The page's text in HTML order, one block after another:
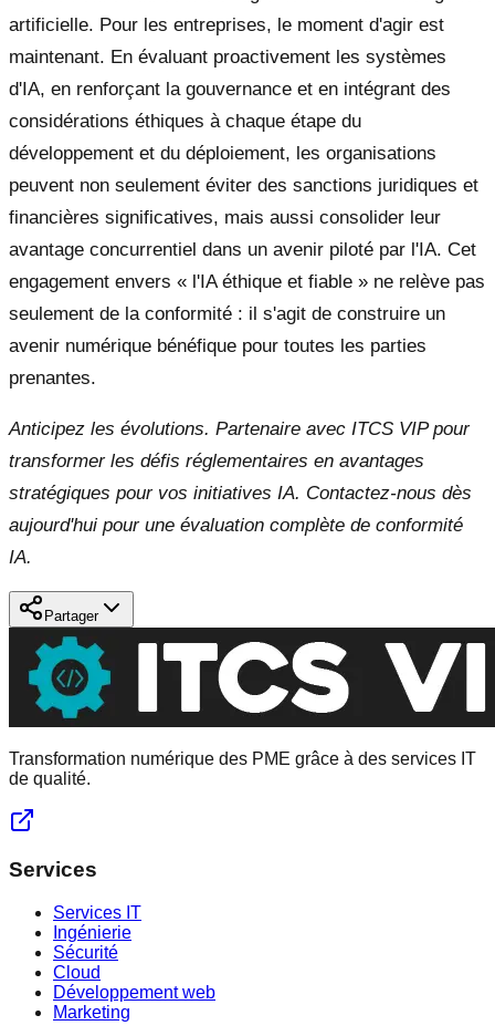
artificielle. Pour les entreprises, le moment d'agir est
maintenant. En évaluant proactivement les systèmes
d'IA, en renforçant la gouvernance et en intégrant des
considérations éthiques à chaque étape du
développement et du déploiement, les organisations
peuvent non seulement éviter des sanctions juridiques et
financières significatives, mais aussi consolider leur
avantage concurrentiel dans un avenir piloté par l'IA. Cet
engagement envers « l'IA éthique et fiable » ne relève pas
seulement de la conformité : il s'agit de construire un
avenir numérique bénéfique pour toutes les parties
prenantes.
Anticipez les évolutions. Partenaire avec ITCS VIP pour
transformer les défis réglementaires en avantages
stratégiques pour vos initiatives IA. Contactez-nous dès
aujourd'hui pour une évaluation complète de conformité
IA.
Partager
Transformation numérique des PME grâce à des services IT
de qualité.
Services
Services IT
Ingénierie
Sécurité
Cloud
Développement web
Marketing